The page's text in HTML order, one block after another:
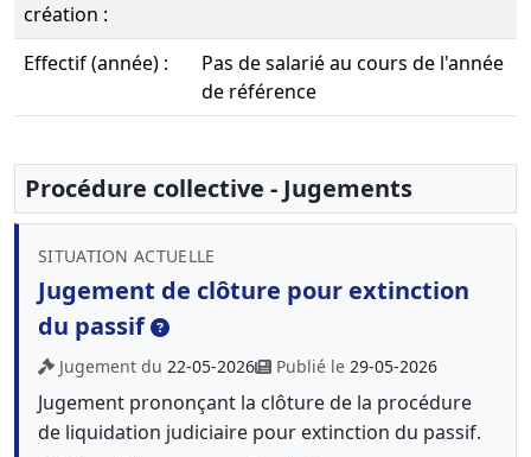
création :
Effectif (année) :
Pas de salarié au cours de l'année
de référence
Procédure collective - Jugements
SITUATION ACTUELLE
Jugement de clôture pour extinction
du passif
Jugement du 22-05-2026 Publié le 29-05-2026
Jugement prononçant la clôture de la procédure
de liquidation judiciaire pour extinction du passif.